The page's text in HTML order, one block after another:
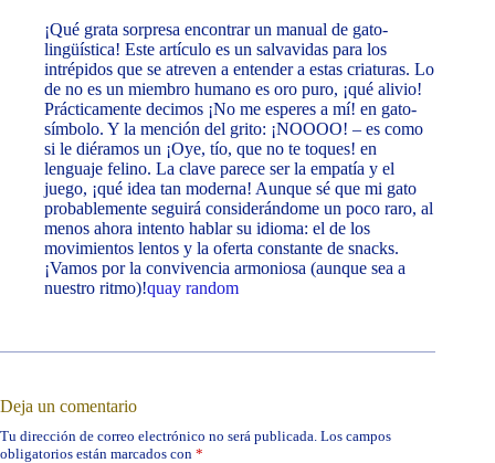
¡Qué grata sorpresa encontrar un manual de gato-
lingüística! Este artículo es un salvavidas para los
intrépidos que se atreven a entender a estas criaturas. Lo
de no es un miembro humano es oro puro, ¡qué alivio!
Prácticamente decimos ¡No me esperes a mí! en gato-
símbolo. Y la mención del grito: ¡NOOOO! – es como
si le diéramos un ¡Oye, tío, que no te toques! en
lenguaje felino. La clave parece ser la empatía y el
juego, ¡qué idea tan moderna! Aunque sé que mi gato
probablemente seguirá considerándome un poco raro, al
menos ahora intento hablar su idioma: el de los
movimientos lentos y la oferta constante de snacks.
¡Vamos por la convivencia armoniosa (aunque sea a
nuestro ritmo)!quay random
Deja un comentario
Tu dirección de correo electrónico no será publicada. Los campos
obligatorios están marcados con *